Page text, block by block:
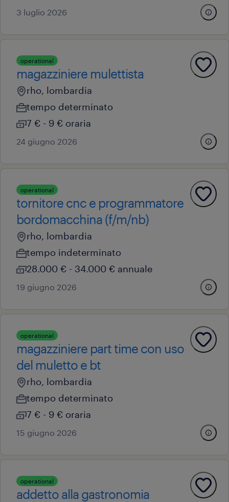
3 luglio 2026
operational
magazziniere mulettista
rho, lombardia
tempo determinato
7 € - 9 € oraria
24 giugno 2026
operational
tornitore cnc e programmatore
bordomacchina (f/m/nb)
rho, lombardia
tempo indeterminato
28.000 € - 34.000 € annuale
19 giugno 2026
operational
magazziniere part time con uso
del muletto e bt
rho, lombardia
tempo determinato
7 € - 9 € oraria
15 giugno 2026
operational
addetto alla gastronomia